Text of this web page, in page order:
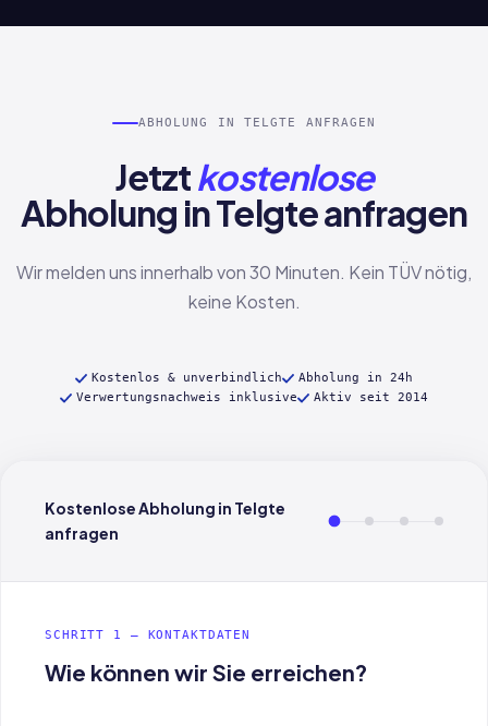
ABHOLUNG IN TELGTE ANFRAGEN
Jetztkostenlose
Abholung in Telgte anfragen
Wir melden uns innerhalb von 30 Minuten. Kein TÜV nötig,
keine Kosten.
Kostenlos & unverbindlich
Abholung in 24h
Verwertungsnachweis inklusive
Aktiv seit 2014
Kostenlose Abholung in Telgte
anfragen
SCHRITT 1 — KONTAKTDATEN
Wie können wir Sie erreichen?